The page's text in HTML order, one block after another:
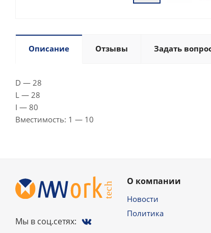
Описание Отзывы Задать
D — 28
L — 28
I — 80
Вместимость: 1 — 10
Мы в соц.сетях:
О компании
Новости
Политика